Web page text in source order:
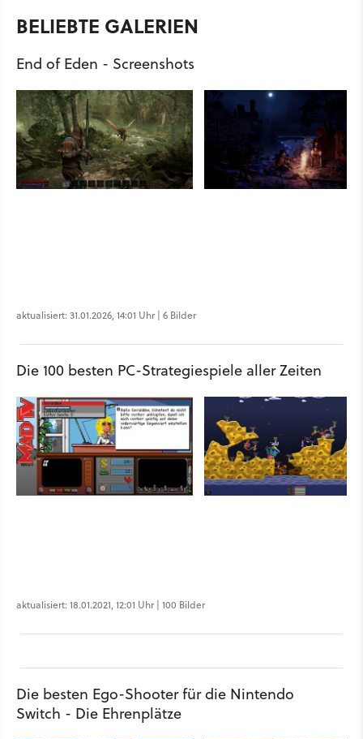
BELIEBTE GALERIEN
End of Eden - Screenshots
aktualisiert: 31.01.2026, 14:01 Uhr | 6 Bilder
Die 100 besten PC-Strategiespiele aller Zeiten
aktualisiert: 18.01.2021, 12:01 Uhr | 100 Bilder
Die besten Ego-Shooter für die Nintendo
Switch - Die Ehrenplätze